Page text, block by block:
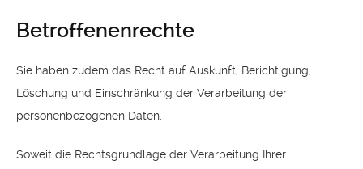
Betroffenenrechte
Sie haben zudem das Recht auf Auskunft, Berichtigung,
Löschung und Einschränkung der Verarbeitung der
personenbezogenen Daten.
Soweit die Rechtsgrundlage der Verarbeitung Ihrer